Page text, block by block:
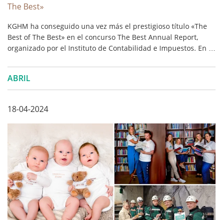
The Best»
KGHM ha conseguido una vez más el prestigioso título «The
Best of The Best» en el concurso The Best Annual Report,
organizado por el Instituto de Contabilidad e Impuestos. En la
entre todas las empresas por los informes financieros
consolidados. ...
ABRIL
18-04-2024